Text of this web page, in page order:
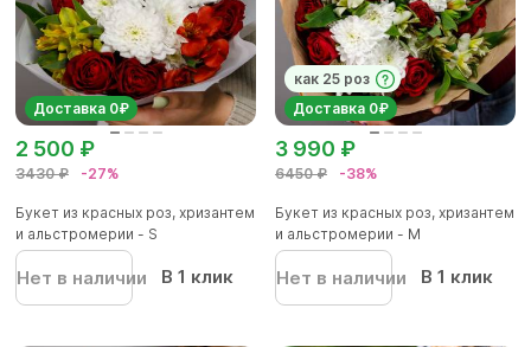
Доставка 0₽
3430 ₽ -27%
2 500 ₽
Букет из красных роз, хризантем
и альстромерии - S
Нет в наличии В 1 клик
как 25 роз
Доставка 0₽
6450 ₽ -38%
3 990 ₽
Букет из красных роз, хризантем
и альстромерии - М
Нет в наличии В 1 клик